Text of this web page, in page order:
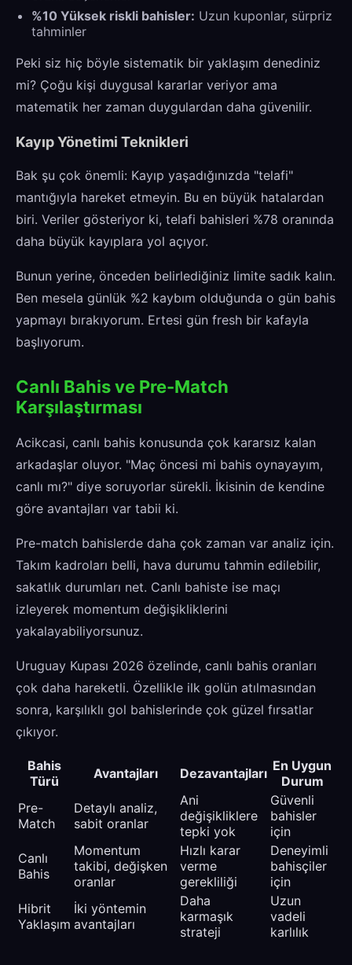
%10 Yüksek riskli bahisler: Uzun kuponlar, sürpriz
tahminler
Peki siz hiç böyle sistematik bir yaklaşım denediniz
mi? Çoğu kişi duygusal kararlar veriyor ama
matematik her zaman duygulardan daha güvenilir.
Kayıp Yönetimi Teknikleri
Bak şu çok önemli: Kayıp yaşadığınızda "telafi"
mantığıyla hareket etmeyin. Bu en büyük hatalardan
biri. Veriler gösteriyor ki, telafi bahisleri %78 oranında
daha büyük kayıplara yol açıyor.
Bunun yerine, önceden belirlediğiniz limite sadık kalın.
Ben mesela günlük %2 kaybım olduğunda o gün bahis
yapmayı bırakıyorum. Ertesi gün fresh bir kafayla
başlıyorum.
Canlı Bahis ve Pre-Match
Karşılaştırması
Acikcasi, canlı bahis konusunda çok kararsız kalan
arkadaşlar oluyor. "Maç öncesi mi bahis oynayayım,
canlı mı?" diye soruyorlar sürekli. İkisinin de kendine
göre avantajları var tabii ki.
Pre-match bahislerde daha çok zaman var analiz için.
Takım kadroları belli, hava durumu tahmin edilebilir,
sakatlık durumları net. Canlı bahiste ise maçı
izleyerek momentum değişikliklerini
yakalayabiliyorsunuz.
Uruguay Kupası 2026 özelinde, canlı bahis oranları
çok daha hareketli. Özellikle ilk golün atılmasından
sonra, karşılıklı gol bahislerinde çok güzel fırsatlar
çıkıyor.
Bahis
Türü
Avantajları Dezavantajları En Uygun
Durum
Pre-
Match
Detaylı analiz,
sabit oranlar
Ani
değişikliklere
tepki yok
Güvenli
bahisler
için
Canlı
Bahis
Momentum
takibi, değişken
oranlar
Hızlı karar
verme
gerekliliği
Deneyimli
bahisçiler
için
Hibrit
Yaklaşım
İki yöntemin
avantajları
Daha
karmaşık
strateji
Uzun
vadeli
karlılık